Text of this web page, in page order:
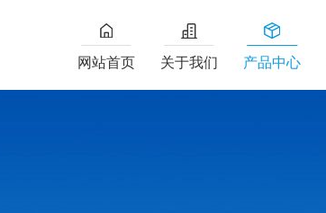
网站首页 关于我们 产品中心